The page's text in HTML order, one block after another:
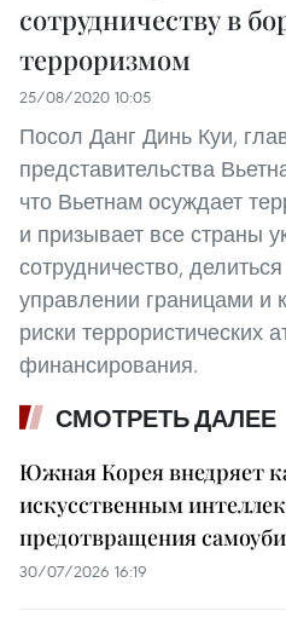
сотрудничеству в
терроризмом
25/08/2020 10:05
Посол Данг Динь Куи,
представительства
что Вьетнам осуждает
и призывает все страны
сотрудничество,
управлении границами и
риски террористических
финансирования.
СМОТРЕТЬ ДАЛЕЕ
Южная Корея внедряет
искусственным
предотвращения
30/07/2026 16:19